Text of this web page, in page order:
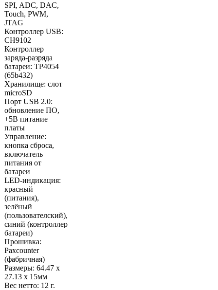
SPI, ADC, DAC,
Touch, PWM,
JTAG
Контроллер USB:
CH9102
Контроллер
заряда-разряда
батареи: TP4054
(65b432)
Хранилище: слот
microSD
Порт USB 2.0:
обновление ПО,
+5В питание
платы
Управление:
кнопка сброса,
включатель
питания от
батареи
LED-индикация:
красный
(питания),
зелёный
(пользователский),
синий (контроллер
батареи)
Прошивка:
Paxcounter
(фабричная)
Размеры: 64.47 x
27.13 x 15мм
Вес нетто: 12 г.